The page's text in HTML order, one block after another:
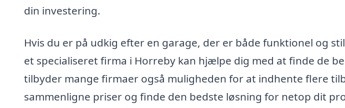
din investering.
Hvis du er på udkig efter en garage, der er både funktionel og
et specialiseret firma i Horreby kan hjælpe dig med at finde de
tilbyder mange firmaer også muligheden for at indhente flere
sammenligne priser og finde den bedste løsning for netop dit